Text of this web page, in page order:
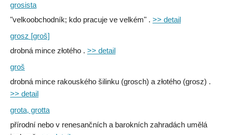
grosista
"velkoobchodník; kdo pracuje ve velkém" . >> detail
grosz [groš]
drobná mince złotého . >> detail
groš
drobná mince rakouského šilinku (grosch) a złotého (grosz) .
>> detail
grota, grotta
přírodní nebo v renesančních a barokních zahradách umělá